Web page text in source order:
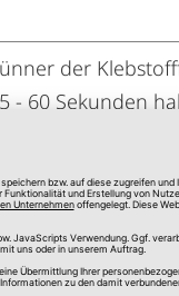
der
- 60 Sekunden